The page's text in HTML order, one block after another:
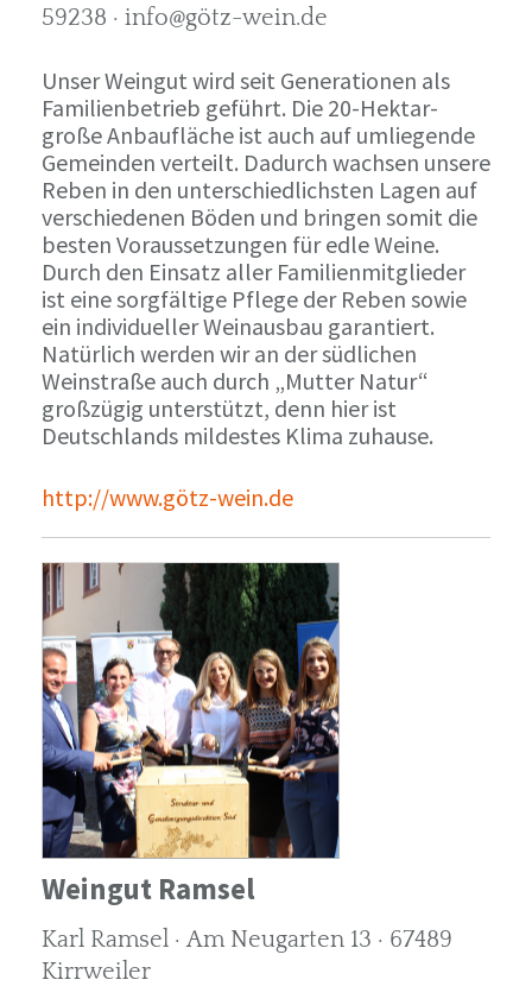
59238 · info@götz-wein.de
Unser Weingut wird seit Generationen als
Familienbetrieb geführt. Die 20-Hektar-
große Anbaufläche ist auch auf umliegende
Gemeinden verteilt. Dadurch wachsen unsere
Reben in den unterschiedlichsten Lagen auf
verschiedenen Böden und bringen somit die
besten Voraussetzungen für edle Weine.
Durch den Einsatz aller Familienmitglieder
ist eine sorgfältige Pflege der Reben sowie
ein individueller Weinausbau garantiert.
Natürlich werden wir an der südlichen
Weinstraße auch durch „Mutter Natur“
großzügig unterstützt, denn hier ist
Deutschlands mildestes Klima zuhause.
http://www.götz-wein.de
Weingut Ramsel
Karl Ramsel · Am Neugarten 13 · 67489
Kirrweiler